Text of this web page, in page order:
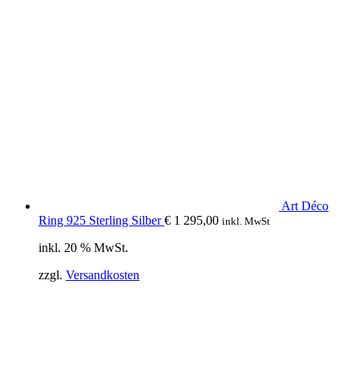
Art Déco
Ring 925 Sterling Silber € 1 295,00 inkl. MwSt
inkl. 20 % MwSt.
zzgl. Versandkosten